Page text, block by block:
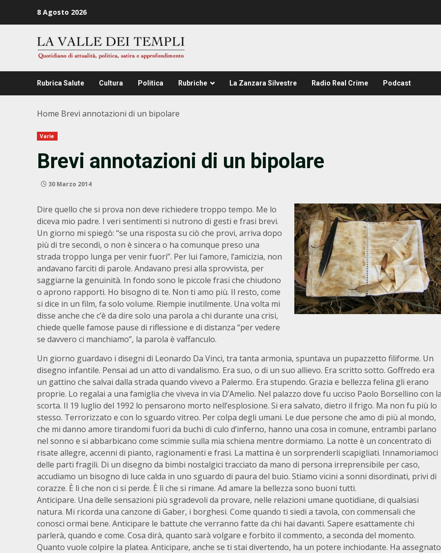
8 Agosto 2026
Rubrica Salute Cultura Politica Rubriche La Zanzara Silvestre Radio Real Crime Podcast
Home Brevi annotazioni di un bipolare
Varie
Brevi annotazioni di un bipolare
30 Marzo 2014
Dire quello che si prova non deve richiedere troppo tempo. Me lo
diceva mio padre. I veri sentimenti si nutrono di gesti e frasi brevi.
Un giorno mi spiegò: “se una risposta su ciò che provi, arriva dopo
più di tre secondi, o non è sincera o ha comunque preso una
strada troppo lunga per venir fuori”. Per lui l’amore, l’amicizia, non
andavano farciti di parole. Andavano presi alla sprovvista, per
saggiarne la genuinità. In fondo sono le piccole frasi che chiudono
o aprono rapporti. Ho bisogno di te. Non ti amo più. Il resto, come
si dice in un film, fa solo volume. Riempie inutilmente. Una volta mi
disse anche che c’è da dire solo una parola a chi durante una crisi,
chiede quelle famose pause di riflessione e di distanza “per vedere
se davvero ci manchiamo”, la parola è vaffanculo.
Un giorno guardavo i disegni di Leonardo Da Vinci, tra tanta armonia, spuntava un pupazzetto filiforme. Un
disegno infantile. Pensai ad un atto di vandalismo. Era suo, o di un suo allievo. Era scritto sotto. Goffredo era
un gattino che salvai dalla strada quando vivevo a Palermo. Era stupendo. Grazia e bellezza felina gli erano
proprie. Lo regalai a una famiglia che viveva in via D’Amelio. Nel palazzo dove fu ucciso Paolo Borsellino con
scorta. Il 19 luglio del 1992 lo pensarono morto nell’esplosione. Si era salvato, dietro il frigo. Ma non fu più lo
stesso. Terrorizzato e con lo sguardo vitreo. Per colpa degli umani. Le due persone che amo di più al mondo,
che mi danno amore tirandomi fuori da buchi di culo d’inferno, hanno una cosa in comune, entrambi parlano
nel sonno e si abbarbicano come scimmie sulla mia schiena mentre dormiamo. La notte è un concentrato di
risate allegre, accenni di pianto, ragionamenti e frasi. La mattina è un sorprenderli scapigliati. Innamoriamoci
delle parti fragili. Di un disegno da bimbi nostalgici tracciato da mano di persona irreprensibile per caso,
accudiamo un bisogno di luce calda in uno sguardo di paura del buio. Stiamo vicini a sonni disordinati, privi di
corazze. È lì che non ci si perde. È lì che si rimane. Ad amare la bellezza sono buoni tutti.
Anticipare. Una delle sensazioni più sgradevoli da provare, nelle relazioni umane quotidiane, di qualsiasi
natura. Mi ricorda una canzone di Gaber, i borghesi. Come quando ti siedi a tavola, con commensali che
conosci ormai bene. Anticipare le battute che verranno fatte da chi hai davanti. Sapere esattamente chi
parlerà, quando e come. Cosa dirà, quanto sarà volgare e forbito il commento, a seconda del momento.
Quanto vuole colpire la platea. Anticipare, anche se ti stai divertendo, ha un potere inchiodante. Ha assegnato